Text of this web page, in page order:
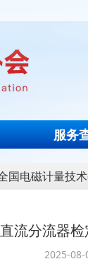
服务
国电磁计量技
直流分流器
2025-08-